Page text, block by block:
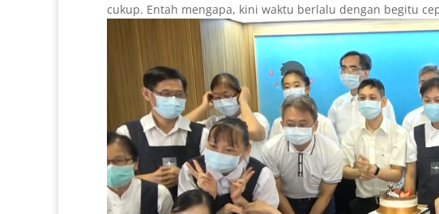
cukup. Entah mengapa, kini waktu berlalu dengan begitu